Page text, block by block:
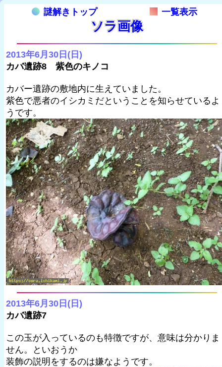
謎解きトップ 一覧表示
ソラ画像
2013年6月30日(日)
カバ遺跡8 紫色のキノコ
カバー遺跡の敷地内に生えていました。
紫色で悪者のイシカミだということを知らせているよ
うです。
2013年6月30日(日)
カバ遺跡7
この玉が入っているのも特徴ですが、意味は分かりま
せん。といおうか
装飾の説明をするのは嫌なようです。